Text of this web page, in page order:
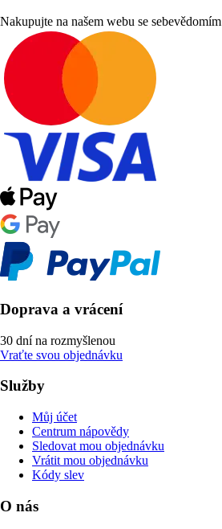
Nakupujte na našem webu se sebevědomím
Doprava a vrácení
30 dní na rozmyšlenou
Vraťte svou objednávku
Služby
Můj účet
Centrum nápovědy
Sledovat mou objednávku
Vrátit mou objednávku
Kódy slev
O nás